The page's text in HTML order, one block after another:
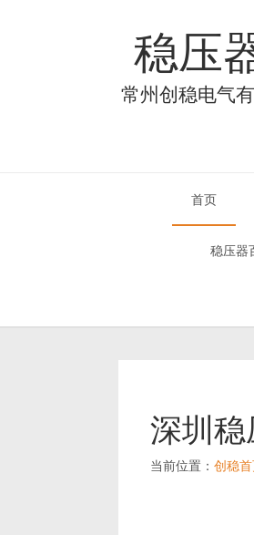
稳压
常州创稳电气
首页
稳压器
深圳
当前位置： 创稳